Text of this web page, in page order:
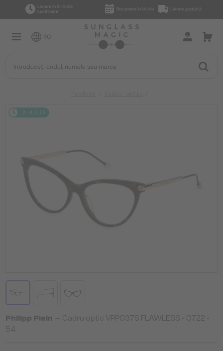
Livrare în 2–4 zile
lucrătoare
Returnare în 14 zile Livrare gratuită
RO
2-4 ZILE
Philipp Plein — Cadru optic VPP037S FLAWLESS - 0722 -
54